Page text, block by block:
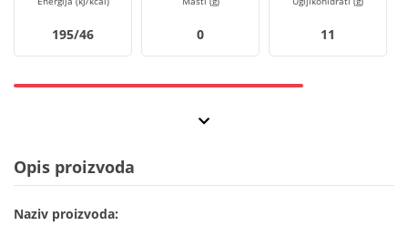
195/46 0 11
Opis proizvoda
Naziv proizvoda: